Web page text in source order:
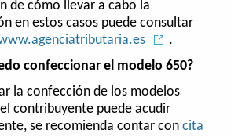
de cómo llevar a cabo la
en estos casos puede consultar
.
confeccionar el modelo 650?
la confección de los modelos
contribuyente puede acudir
se recomienda contar concita